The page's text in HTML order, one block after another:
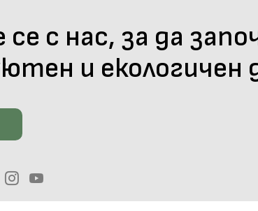
с нас, за да
и екологичен
FacebookInstagram